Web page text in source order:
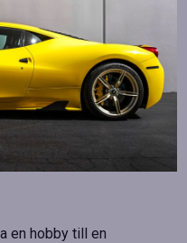
genom att anställa
María Vazquez som
sina nya tjänster den 1
för e-
en hobby till en